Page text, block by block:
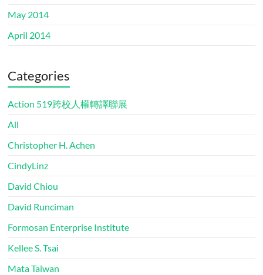
May 2014
April 2014
Categories
Action 519跨校人權轉譯聯展
All
Christopher H. Achen
CindyLinz
David Chiou
David Runciman
Formosan Enterprise Institute
Kellee S. Tsai
Mata Taiwan